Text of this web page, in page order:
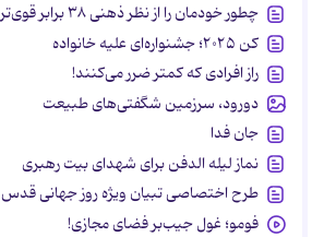
چطور خودمان را از نظر ذهنی ۳۸ برابر قوی‌تر کنیم؟
کن ۲۰۲۵؛ جشنواره‌ای علیه خانواده
راز افرادی که کمتر ضرر می‌کنند!
دورود، سرزمین شگفتی‌های طبیعت
جان فدا
نماز لیله الدفن برای شهدای بیت رهبری
طرح اختصاصی تبیان ویژه روز جهانی قدس
فومو؛ غول جیب‌بر فضای مجازی!